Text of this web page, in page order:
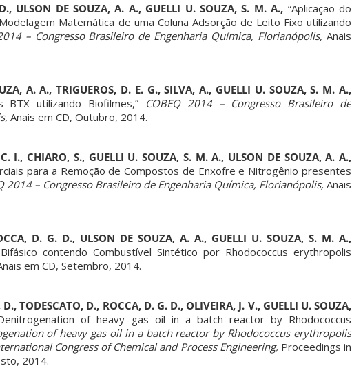
ULSON DE SOUZA, A. A., GUELLI U. SOUZA, S. M. A., “Aplicação do
Matemática de uma Coluna Adsorção de Leito Fixo utilizando
– Congresso Brasileiro de Engenharia Química, Florianópolis, Anais
A. A., TRIGUEROS, D. E. G., SILVA, A., GUELLI U. SOUZA, S. M. A.,
BTX utilizando Biofilmes,” COBEQ 2014 – Congresso Brasileiro de
Anais em CD, Outubro, 2014.
I., CHIARO, S., GUELLI U. SOUZA, S. M. A., ULSON DE SOUZA, A. A.,
para a Remoção de Compostos de Enxofre e Nitrogênio presentes
2014 – Congresso Brasileiro de Engenharia Química, Florianópolis, Anais
D. G. D., ULSON DE SOUZA, A. A., GUELLI U. SOUZA, S. M. A.,
contendo Combustível Sintético por Rhodococcus erythropolis
em CD, Setembro, 2014.
TODESCATO, D., ROCCA, D. G. D., OLIVEIRA, J. V., GUELLI U. SOUZA,
of heavy gas oil in a batch reactor by Rhodococcus
of heavy gas oil in a batch reactor by Rhodococcus erythropolis
Congress of Chemical and Process Engineering, Proceedings in
2014.